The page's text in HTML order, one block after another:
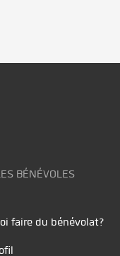
BÉNÉVOLES
faire du bénévolat?